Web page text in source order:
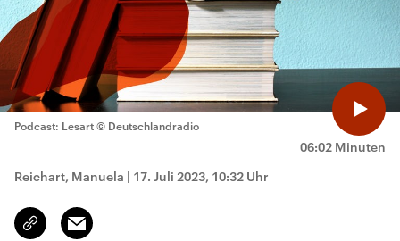
06:02 Minuten
Podcast: Lesart © Deutschlandradio
Reichart, Manuela | 17. Juli 2023, 10:32 Uhr
Link
kopieren/teilen
Email